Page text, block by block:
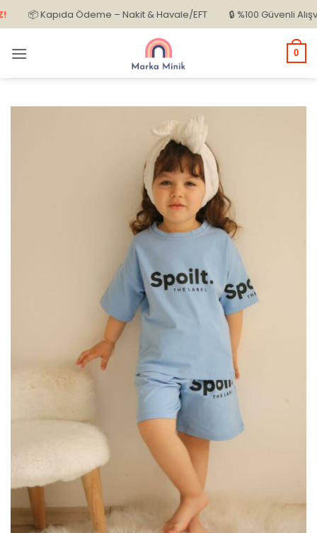
İçeriğe
atla
📦 Kapıda Ödeme – Nakit & Havale/EFT 🔒 %100 Güvenli Alışveriş
0